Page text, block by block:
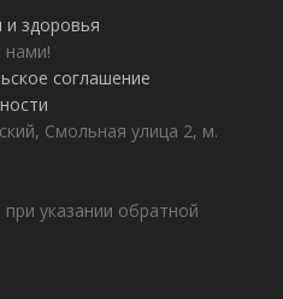
здоровья
нами!
соглашение
Смольная улица 2, м.
указании обратной